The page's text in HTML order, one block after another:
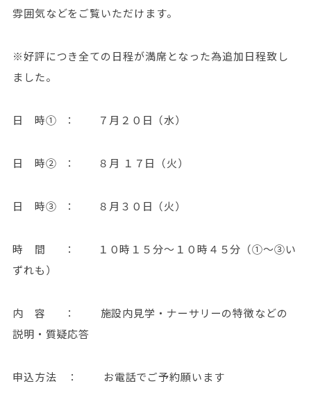
雰囲気などをご覧いただけます。
※好評につき全ての日程が満席となった為追加日程致し
ました。
日 時① ： ７月２０日（水）
日 時② ： ８月 １７日（火）
日 時③ ： ８月３０日（火）
時 間 ： １０時１５分～１０時４５分（①～③い
ずれも）
内 容 ： 施設内見学・ナーサリーの特徴などの
説明・質疑応答
申込方法 ： お電話でご予約願います